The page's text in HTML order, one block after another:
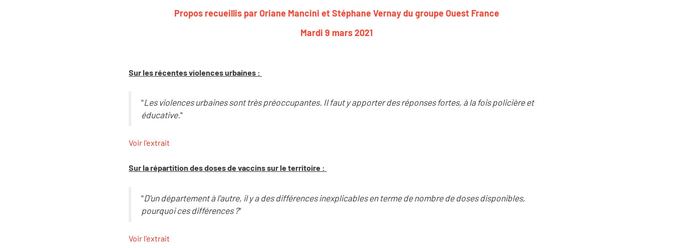
Propos recueillis par Oriane Mancini et Stéphane Vernay du groupe Ouest France
Mardi 9 mars 2021
Sur les récentes violences urbaines :
"Les violences urbaines sont très préoccupantes. Il faut y apporter des réponses fortes, à la fois policière et
éducative."
Voir l'extrait
Sur la répartition des doses de vaccins sur le territoire :
"D'un département à l'autre, il y a des différences inexplicables en terme de nombre de doses disponibles,
pourquoi ces différences ?"
Voir l'extrait